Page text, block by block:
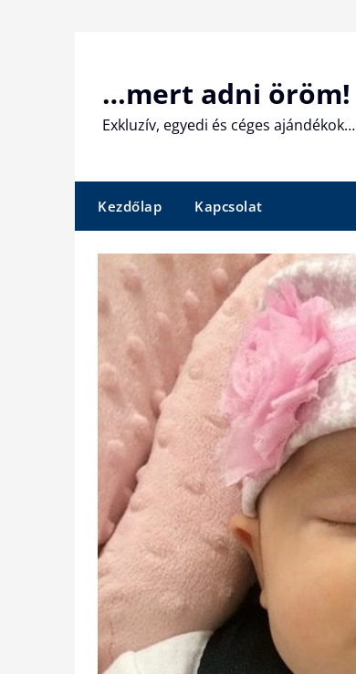
…mert adni öröm!
Exkluzív, egyedi és céges ajándékok…
Kezdőlap Kapcsolat